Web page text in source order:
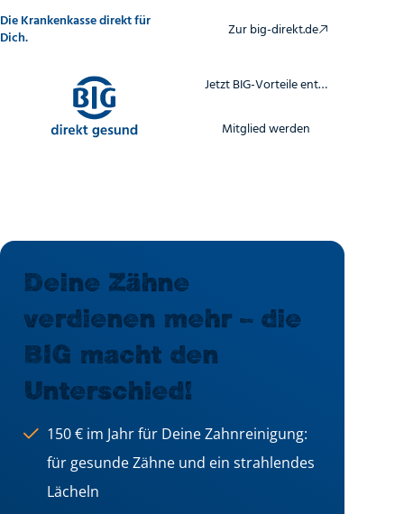
zum
Inhalt
Die Krankenkasse direkt für
Dich.
Zur big-direkt.de
Jetzt BIG-Vorteile entdecken
Mitglied werden
Deine Zähne
verdienen mehr – die
BIG macht den
Unterschied!
150 € im Jahr für Deine Zahnreinigung:
für gesunde Zähne und ein strahlendes
Lächeln